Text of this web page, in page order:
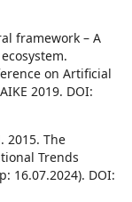
framework – A
on Artificial
2019. DOI:
2015. The
Trends
16.07.2024). DOI: